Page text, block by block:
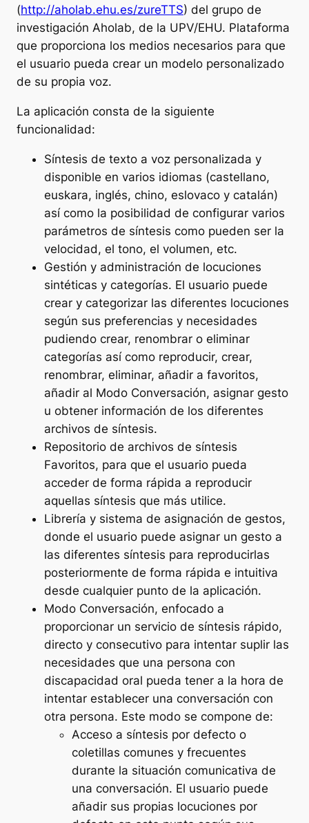
(http://aholab.ehu.es/zureTTS) del grupo de
investigación Aholab, de la UPV/EHU. Plataforma
que proporciona los medios necesarios para que
el usuario pueda crear un modelo personalizado
de su propia voz.
La aplicación consta de la siguiente
funcionalidad:
Síntesis de texto a voz personalizada y
disponible en varios idiomas (castellano,
euskara, inglés, chino, eslovaco y catalán)
así como la posibilidad de configurar varios
parámetros de síntesis como pueden ser la
velocidad, el tono, el volumen, etc.
Gestión y administración de locuciones
sintéticas y categorías. El usuario puede
crear y categorizar las diferentes locuciones
según sus preferencias y necesidades
pudiendo crear, renombrar o eliminar
categorías así como reproducir, crear,
renombrar, eliminar, añadir a favoritos,
añadir al Modo Conversación, asignar gesto
u obtener información de los diferentes
archivos de síntesis.
Repositorio de archivos de síntesis
Favoritos, para que el usuario pueda
acceder de forma rápida a reproducir
aquellas síntesis que más utilice.
Librería y sistema de asignación de gestos,
donde el usuario puede asignar un gesto a
las diferentes síntesis para reproducirlas
posteriormente de forma rápida e intuitiva
desde cualquier punto de la aplicación.
Modo Conversación, enfocado a
proporcionar un servicio de síntesis rápido,
directo y consecutivo para intentar suplir las
necesidades que una persona con
discapacidad oral pueda tener a la hora de
intentar establecer una conversación con
otra persona. Este modo se compone de:
Acceso a síntesis por defecto o
coletillas comunes y frecuentes
durante la situación comunicativa de
una conversación. El usuario puede
añadir sus propias locuciones por